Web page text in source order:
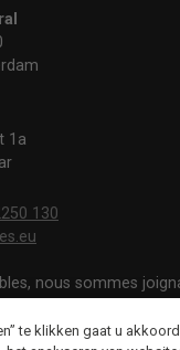
1a
130
nous sommes
de 13h00 à 17h00
te klikken gaat u